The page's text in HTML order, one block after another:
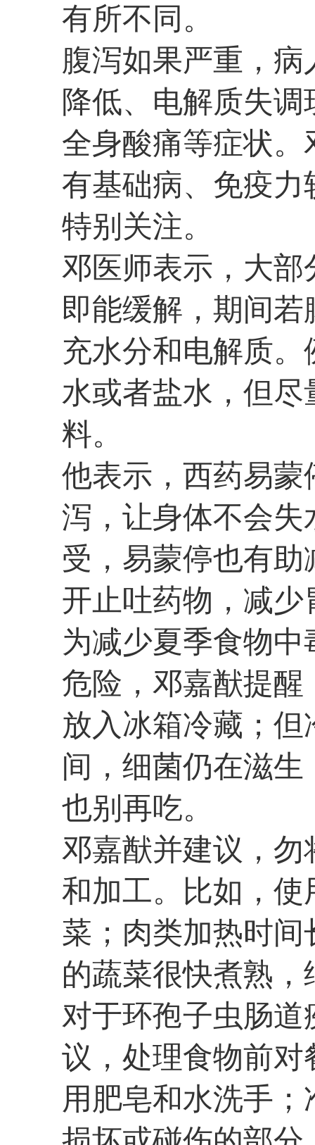
有所不同。
腹泻如果严重，
降低、电解质失
全身酸痛等症状
有基础病、免疫
特别关注。
邓医师表示，大
即能缓解，期间
充水分和电解质
水或者盐水，但
料。
他表示，西药易蒙
泻，让身体不会
受，易蒙停也有
开止吐药物，减少
为减少夏季食物
危险，邓嘉猷提
放入冰箱冷藏；
间，细菌仍在滋
也别再吃。
邓嘉猷并建议，
和加工。比如，
菜；肉类加热时
的蔬菜很快煮熟
对于环孢子虫肠
议，处理食物前
用肥皂和水洗手